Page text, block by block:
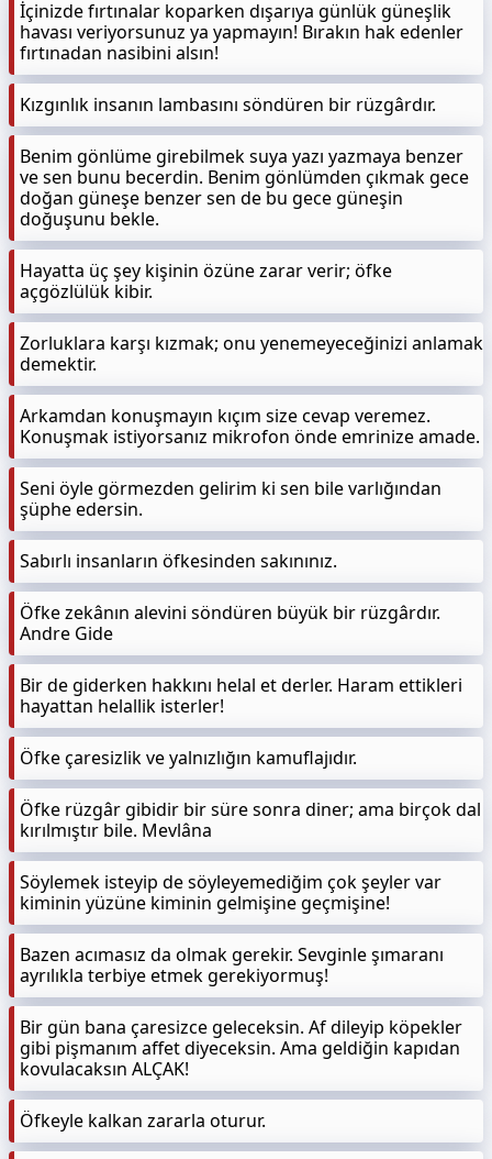
İçinizde fırtınalar koparken dışarıya günlük güneşlik
havası veriyorsunuz ya yapmayın! Bırakın hak edenler
fırtınadan nasibini alsın!
Kızgınlık insanın lambasını söndüren bir rüzgârdır.
Benim gönlüme girebilmek suya yazı yazmaya benzer
ve sen bunu becerdin. Benim gönlümden çıkmak gece
doğan güneşe benzer sen de bu gece güneşin
doğuşunu bekle.
Hayatta üç şey kişinin özüne zarar verir; öfke
açgözlülük kibir.
Zorluklara karşı kızmak; onu yenemeyeceğinizi anlamak
demektir.
Arkamdan konuşmayın kıçım size cevap veremez.
Konuşmak istiyorsanız mikrofon önde emrinize amade.
Seni öyle görmezden gelirim ki sen bile varlığından
şüphe edersin.
Sabırlı insanların öfkesinden sakınınız.
Öfke zekânın alevini söndüren büyük bir rüzgârdır.
Andre Gide
Bir de giderken hakkını helal et derler. Haram ettikleri
hayattan helallik isterler!
Öfke çaresizlik ve yalnızlığın kamuflajıdır.
Öfke rüzgâr gibidir bir süre sonra diner; ama birçok dal
kırılmıştır bile. Mevlâna
Söylemek isteyip de söyleyemediğim çok şeyler var
kiminin yüzüne kiminin gelmişine geçmişine!
Bazen acımasız da olmak gerekir. Sevginle şımaranı
ayrılıkla terbiye etmek gerekiyormuş!
Bir gün bana çaresizce geleceksin. Af dileyip köpekler
gibi pişmanım affet diyeceksin. Ama geldiğin kapıdan
kovulacaksın ALÇAK!
Öfkeyle kalkan zararla oturur.